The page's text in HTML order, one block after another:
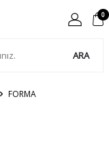
ARA
0
FORMA